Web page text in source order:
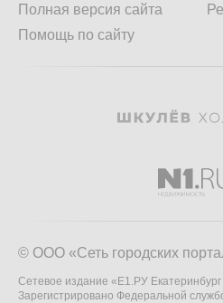
Полная версия сайта
Помощь по сайту
© ООО «Сеть городских
Сетевое издание «Е1.РУ
Зарегистрировано Федеральной